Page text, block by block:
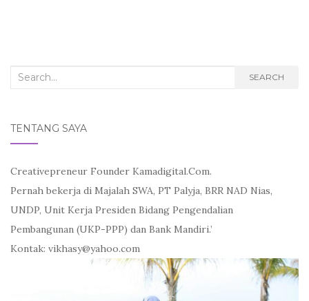
Search
SEARCH
TENTANG SAYA
Creativepreneur Founder Kamadigital.Com.
Pernah bekerja di Majalah SWA, PT Palyja, BRR NAD Nias,
UNDP, Unit Kerja Presiden Bidang Pengendalian
Pembangunan (UKP-PPP) dan Bank Mandiri.’
Kontak: vikhasy@yahoo.com